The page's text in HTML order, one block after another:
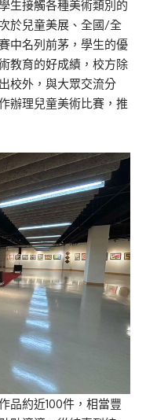
生接觸各種美術類別的
於兒童美展、全國/全
中名列前茅，學生的優
教育的好成績，校方除
校外，與大眾交流分
辦理兒童美術比賽，推
品約近100件，相當豐